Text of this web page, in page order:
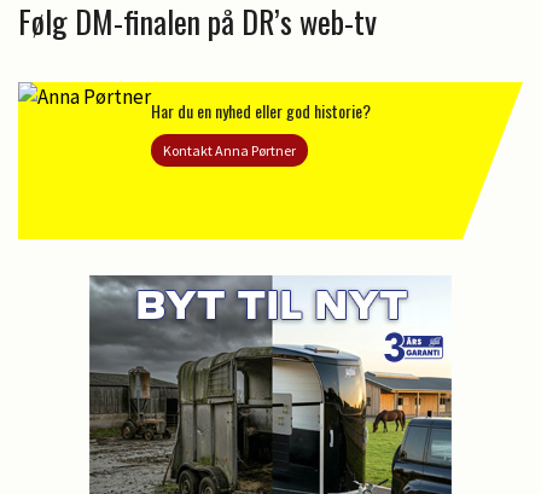
Følg DM-finalen på DR’s web-tv
Har du en nyhed eller god historie?
Kontakt Anna Pørtner